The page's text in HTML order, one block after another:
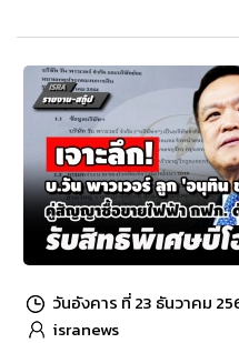
วันอังคาร ที่ 23 ธันวาคม
isranews